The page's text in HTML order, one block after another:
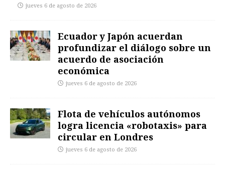
jueves 6 de agosto de 2026
Ecuador y Japón acuerdan
profundizar el diálogo sobre un
acuerdo de asociación
económica
jueves 6 de agosto de 2026
Flota de vehículos autónomos
logra licencia «robotaxis» para
circular en Londres
jueves 6 de agosto de 2026